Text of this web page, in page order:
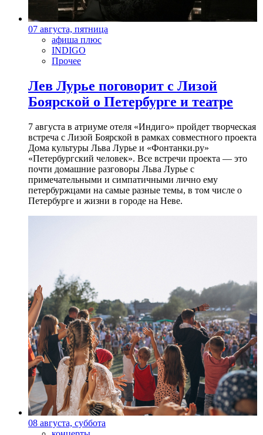
07 августа, пятница
афиша плюс
INDIGO
Прочее
Лев Лурье поговорит с Лизой
Боярской о Петербурге и театре
7 августа в атриуме отеля «Индиго» пройдет творческая
встреча с Лизой Боярской в рамках совместного проекта
Дома культуры Льва Лурье и «Фонтанки.ру»
«Петербургский человек». Все встречи проекта — это
почти домашние разговоры Льва Лурье с
примечательными и симпатичными лично ему
петербуржцами на самые разные темы, в том числе о
Петербурге и жизни в городе на Неве.
08 августа, суббота